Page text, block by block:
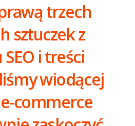
trzech
sztuczek z
i treści
wiodącej
commerce